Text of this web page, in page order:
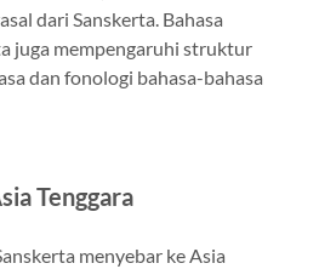
dari Sanskerta. Bahasa
juga mempengaruhi struktur
dan fonologi bahasa-bahasa
Tenggara
menyebar ke Asia